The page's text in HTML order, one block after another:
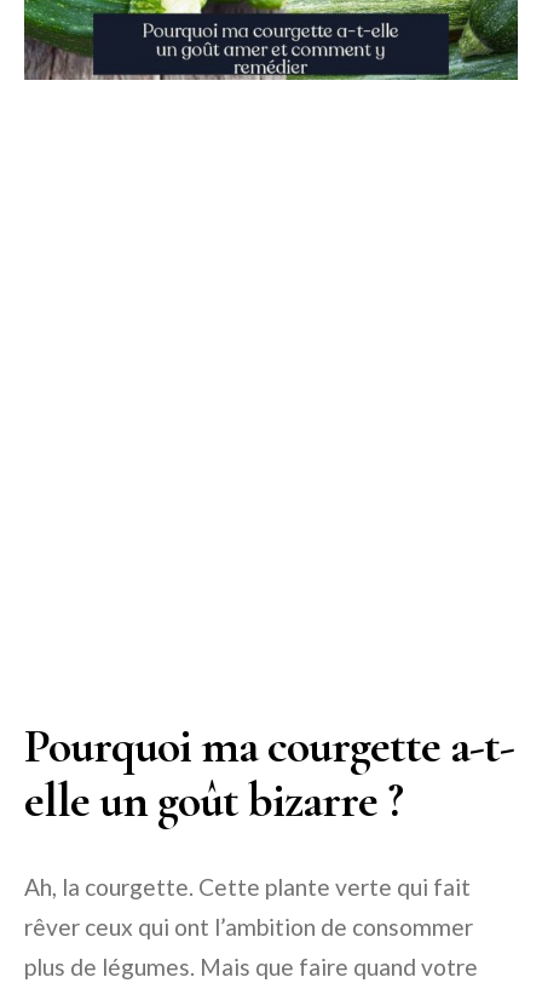
Pourquoi ma courgette a-t-
elle un goût bizarre ?
Ah, la courgette. Cette plante verte qui fait
rêver ceux qui ont l’ambition de consommer
plus de légumes. Mais que faire quand votre